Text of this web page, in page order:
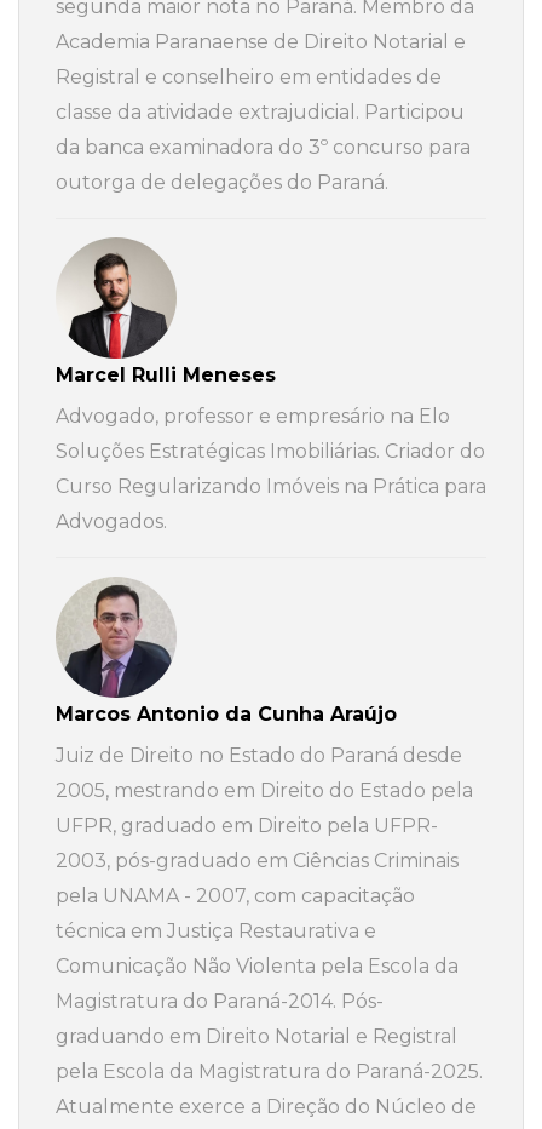
segunda maior nota no Paraná. Membro da
Academia Paranaense de Direito Notarial e
Registral e conselheiro em entidades de
classe da atividade extrajudicial. Participou
da banca examinadora do 3º concurso para
outorga de delegações do Paraná.
Marcel Rulli Meneses
Advogado, professor e empresário na Elo
Soluções Estratégicas Imobiliárias. Criador do
Curso Regularizando Imóveis na Prática para
Advogados.
Marcos Antonio da Cunha Araújo
Juiz de Direito no Estado do Paraná desde
2005, mestrando em Direito do Estado pela
UFPR, graduado em Direito pela UFPR-
2003, pós-graduado em Ciências Criminais
pela UNAMA - 2007, com capacitação
técnica em Justiça Restaurativa e
Comunicação Não Violenta pela Escola da
Magistratura do Paraná-2014. Pós-
graduando em Direito Notarial e Registral
pela Escola da Magistratura do Paraná-2025.
Atualmente exerce a Direção do Núcleo de